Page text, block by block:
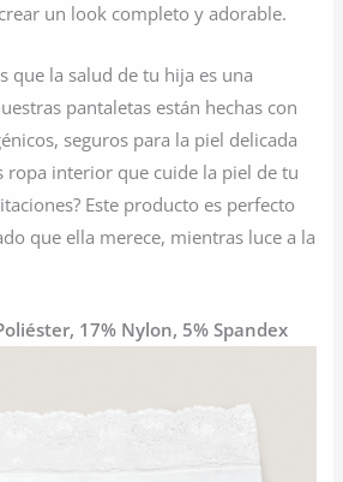
un look completo y adorable.
que la salud de tu hija es una
pantaletas están hechas con
seguros para la piel delicada
ropa interior que cuide la piel de tu
Este producto es perfecto
que ella merece, mientras luce a la
17% Nylon, 5% Spandex